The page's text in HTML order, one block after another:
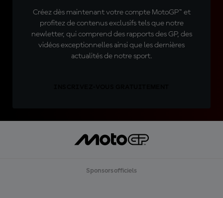
Créez dès maintenant votre compte MotoGP™ et
profitez de contenus exclusifs tels que notre
newletter, qui comprend des rapports des GP, des
vidéos exceptionnelles ainsi que les dernières
actualités de notre sport.
Sponsors officiels